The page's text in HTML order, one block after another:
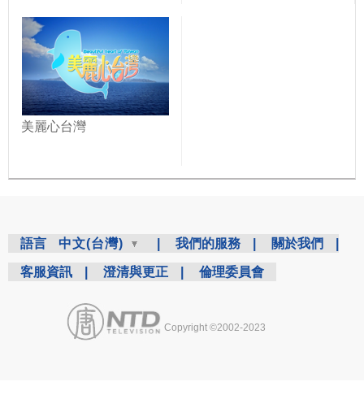
美麗心台灣
語言 中文(台灣) 我們的服務 關於我們
客服資訊 澄清與更正 倫理委員會
Copyright ©2002-2023